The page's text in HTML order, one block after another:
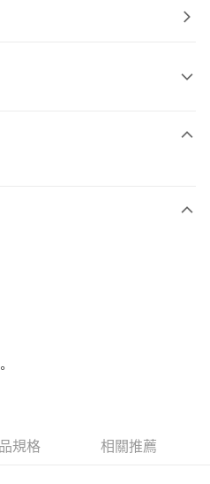
才付款」的支付方式。 讓您購物簡單
規格 相關推薦